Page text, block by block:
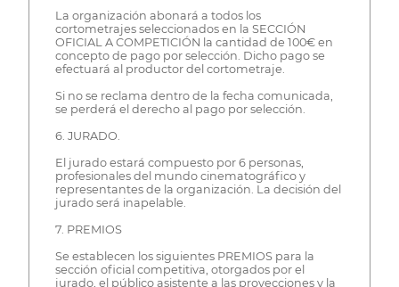
La organización abonará a todos los
cortometrajes seleccionados en la SECCIÓN
OFICIAL A COMPETICIÓN la cantidad de 100€ en
concepto de pago por selección. Dicho pago se
efectuará al productor del cortometraje.
Si no se reclama dentro de la fecha comunicada,
se perderá el derecho al pago por selección.
6. JURADO.
El jurado estará compuesto por 6 personas,
profesionales del mundo cinematográfico y
representantes de la organización. La decisión del
jurado será inapelable.
7. PREMIOS
Se establecen los siguientes PREMIOS para la
sección oficial competitiva, otorgados por el
jurado, el público asistente a las proyecciones y la